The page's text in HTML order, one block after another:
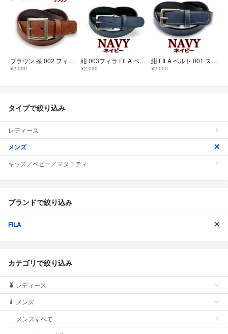
ブラウン 茶 002 フィラ ベルト ギャリソン ダブルステッチ
¥2,090
紺 003フィラ FILA ベルト ピンバックル 2.8cm 長め ネイビー
¥2,090
紺 FILA ベルト 001 ステッチ 2.8cmネイビー フィラ
¥2,000
タイプで絞り込み
レディース
メンズ
キッズ／ベビー／マタニティ
ブランドで絞り込み
FILA
カテゴリで絞り込み
レディース
メンズ
メンズすべて